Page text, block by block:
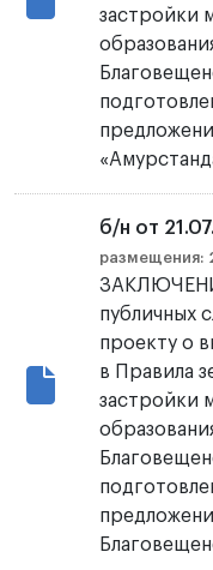
застройки
б/н от
размещения:
публичных
проекту о
в Правила
застройки